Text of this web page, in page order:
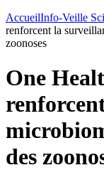
AccueilInfo-Veille
renforcent la
zoonoses
One
des